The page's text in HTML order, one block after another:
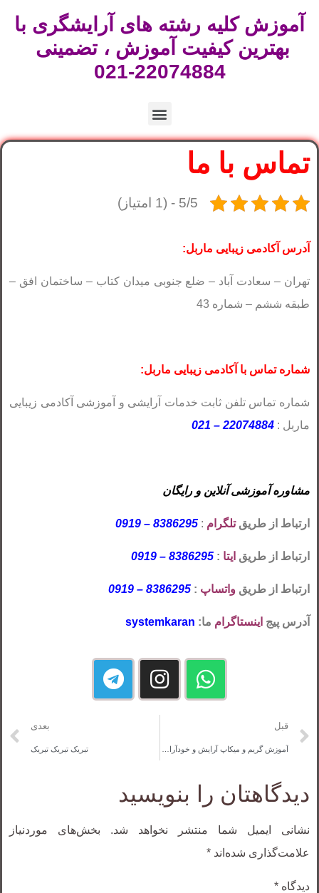
آموزش کلیه رشته های آرایشگری با
بهترین کیفیت آموزش ، تضمینی
22074884-021
تماس با ما
5/5 - (1 امتیاز)
آدرس آکادمی زیبایی ماربل:
تهران – سعادت آباد – ضلع جنوبی میدان کتاب – ساختمان افق –
طبقه ششم – شماره 43
شماره تماس با آکادمی زیبایی ماربل:
شماره تماس تلفن ثابت خدمات آرایشی و آموزشی آکادمی زیبایی
ماربل :
مشاوره آموزشی آنلاین و رایگان
ارتباط از طریقتلگرام :
ارتباط از طریق ایتا :
ارتباط از طریق واتساپ :
آدرس پیج اینستاگرام ما:
قبل بعدی
تبریک تبریک تبریک
دیدگاهتان را بنویسید
نشانی ایمیل شما منتشر نخواهد شد.
بخش‌های موردنیاز
علامت‌گذاری شده‌اند *
دیدگاه *